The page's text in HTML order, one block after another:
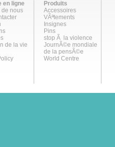
en ligne
de nous
de la vie
Produits
Accessoires
VÃªtements
Insignes
Pins
stop Ã la violence
JournÃ©e mondiale
de la pensÃ©e
World Centre